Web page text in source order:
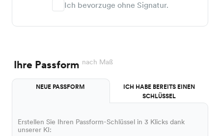
Ich bevorzuge ohne Signatur.
Ihre Passform nach Maß
NEUE PASSFORM
ICH HABE BEREITS EINEN
SCHLÜSSEL
Erstellen Sie Ihren Passform-Schlüssel in 3 Klicks dank
unserer KI: